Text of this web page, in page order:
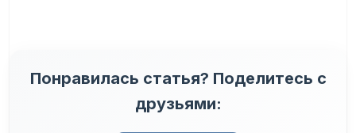
Понравилась статья? Поделитесь с
друзьями: